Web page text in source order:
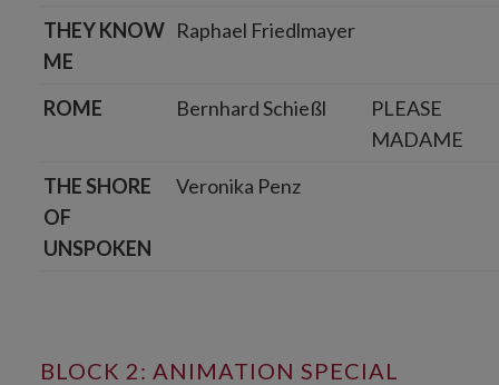
THEY KNOW
ME
Raphael Friedlmayer
ROME Bernhard Schießl
PLEASE
MADAME
THE SHORE
OF
UNSPOKEN
Veronika Penz
BLOCK 2: ANIMATION SPECIAL